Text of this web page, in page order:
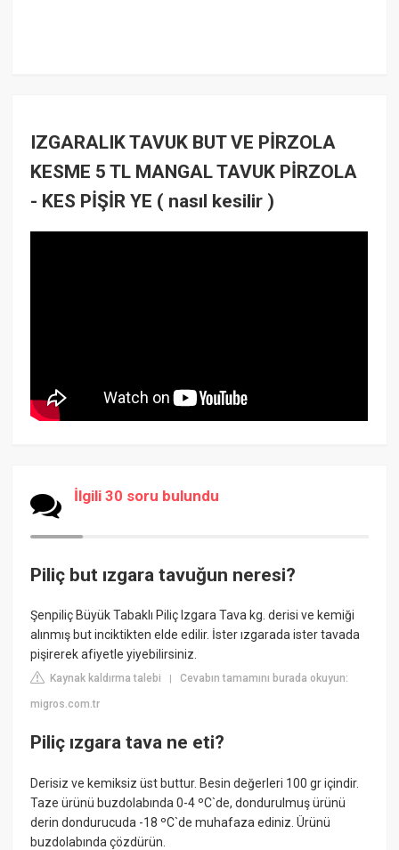
IZGARALIK TAVUK BUT VE PİRZOLA
KESME 5 TL MANGAL TAVUK PİRZOLA
- KES PİŞİR YE ( nasıl kesilir )
İlgili 30 soru bulundu
Piliç but ızgara tavuğun neresi?
Şenpiliç Büyük Tabaklı Piliç Izgara Tava kg. derisi ve kemiği
alınmış but inciktikten elde edilir. İster ızgarada ister tavada
pişirerek afiyetle yiyebilirsiniz.
Kaynak kaldırma talebi |Cevabın tamamını burada okuyun:
migros.com.tr
Piliç ızgara tava ne eti?
Derisiz ve kemiksiz üst buttur. Besin değerleri 100 gr içindir.
Taze ürünü buzdolabında 0-4 ºC`de, dondurulmuş ürünü
derin dondurucuda -18 ºC`de muhafaza ediniz. Ürünü
buzdolabında çözdürün.